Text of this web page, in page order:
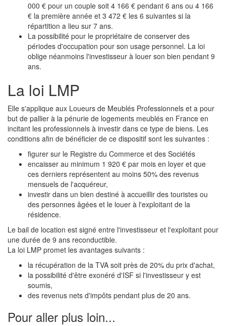
000 € pour un couple soit 4 166 € pendant 6 ans ou 4 166
€ la première année et 3 472 € les 6 suivantes si la
répartition a lieu sur 7 ans.
La possibilité pour le propriétaire de conserver des
périodes d'occupation pour son usage personnel. La loi
oblige néanmoins l'investisseur à louer son bien pendant 9
ans.
La loi LMP
Elle s'applique aux Loueurs de Meublés Professionnels et a pour
but de pallier à la pénurie de logements meublés en France en
incitant les professionnels à investir dans ce type de biens. Les
conditions afin de bénéficier de ce dispositif sont les suivantes :
figurer sur le Registre du Commerce et des Sociétés
encaisser au minimum 1 920 € par mois en loyer et que
ces derniers représentent au moins 50% des revenus
mensuels de l'acquéreur,
investir dans un bien destiné à accueillir des touristes ou
des personnes âgées et le louer à l'exploitant de la
résidence.
Le bail de location est signé entre l'investisseur et l'exploitant pour
une durée de 9 ans reconductible.
La loi LMP promet les avantages suivants :
la récupération de la TVA soit près de 20% du prix d'achat,
la possibilité d'être exonéré d'ISF si l'investisseur y est
soumis,
des revenus nets d'impôts pendant plus de 20 ans.
Pour aller plus loin...